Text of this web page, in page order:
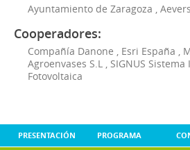
Ayuntamiento de Zaragoza
Cooperadores:
Compañía Danone Esri España
Agroenvases S.L
SIGNUS
Fotovoltaica
PRESENTACIÓN PROGRAMA